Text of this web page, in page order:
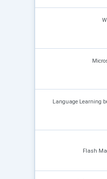
Language Learning